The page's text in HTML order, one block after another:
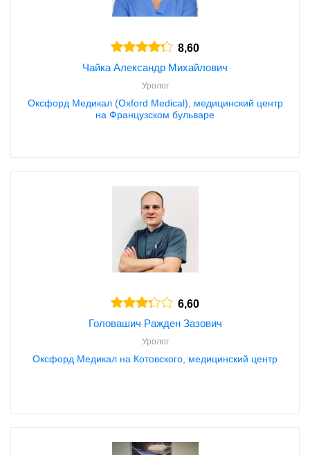
8,60
Чайка Александр Михайлович
Уролог
Оксфорд Медикал (Oxford Medical), медицинский центр
на Французском бульваре
6,60
Головашич Ражден Зазович
Уролог
Оксфорд Медикал на Котовского, медицинский центр